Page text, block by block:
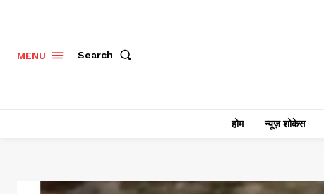
MENU Search
होम न्यूज़ शोकेस